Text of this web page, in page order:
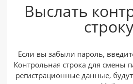
Забыли свой
Выслать
строку
Если вы забыли пароль,
Контрольная строка для смены
регистрационные данные,